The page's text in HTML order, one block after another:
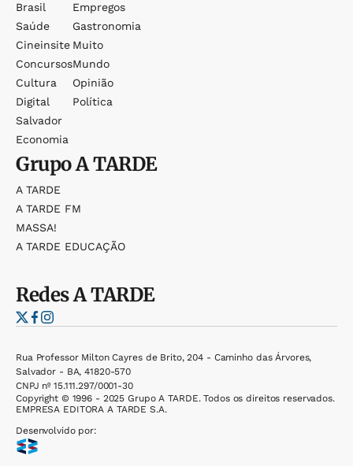
Brasil
Saúde
Cineinsite
Concursos
Cultura
Digital
Salvador
Economia
Empregos
Gastronomia
Muito
Mundo
Opinião
Política
GrupoA TARDE
A TARDE
A TARDE FM
MASSA!
A TARDE EDUCAÇÃO
RedesA TARDE
Rua Professor Milton Cayres de Brito, 204 - Caminho das Árvores,
Salvador - BA, 41820-570
CNPJ nº 15.111.297/0001-30
Copyright © 1996 - 2025 Grupo A TARDE. Todos os direitos reservados.
EMPRESA EDITORA A TARDE S.A.
Desenvolvido por: